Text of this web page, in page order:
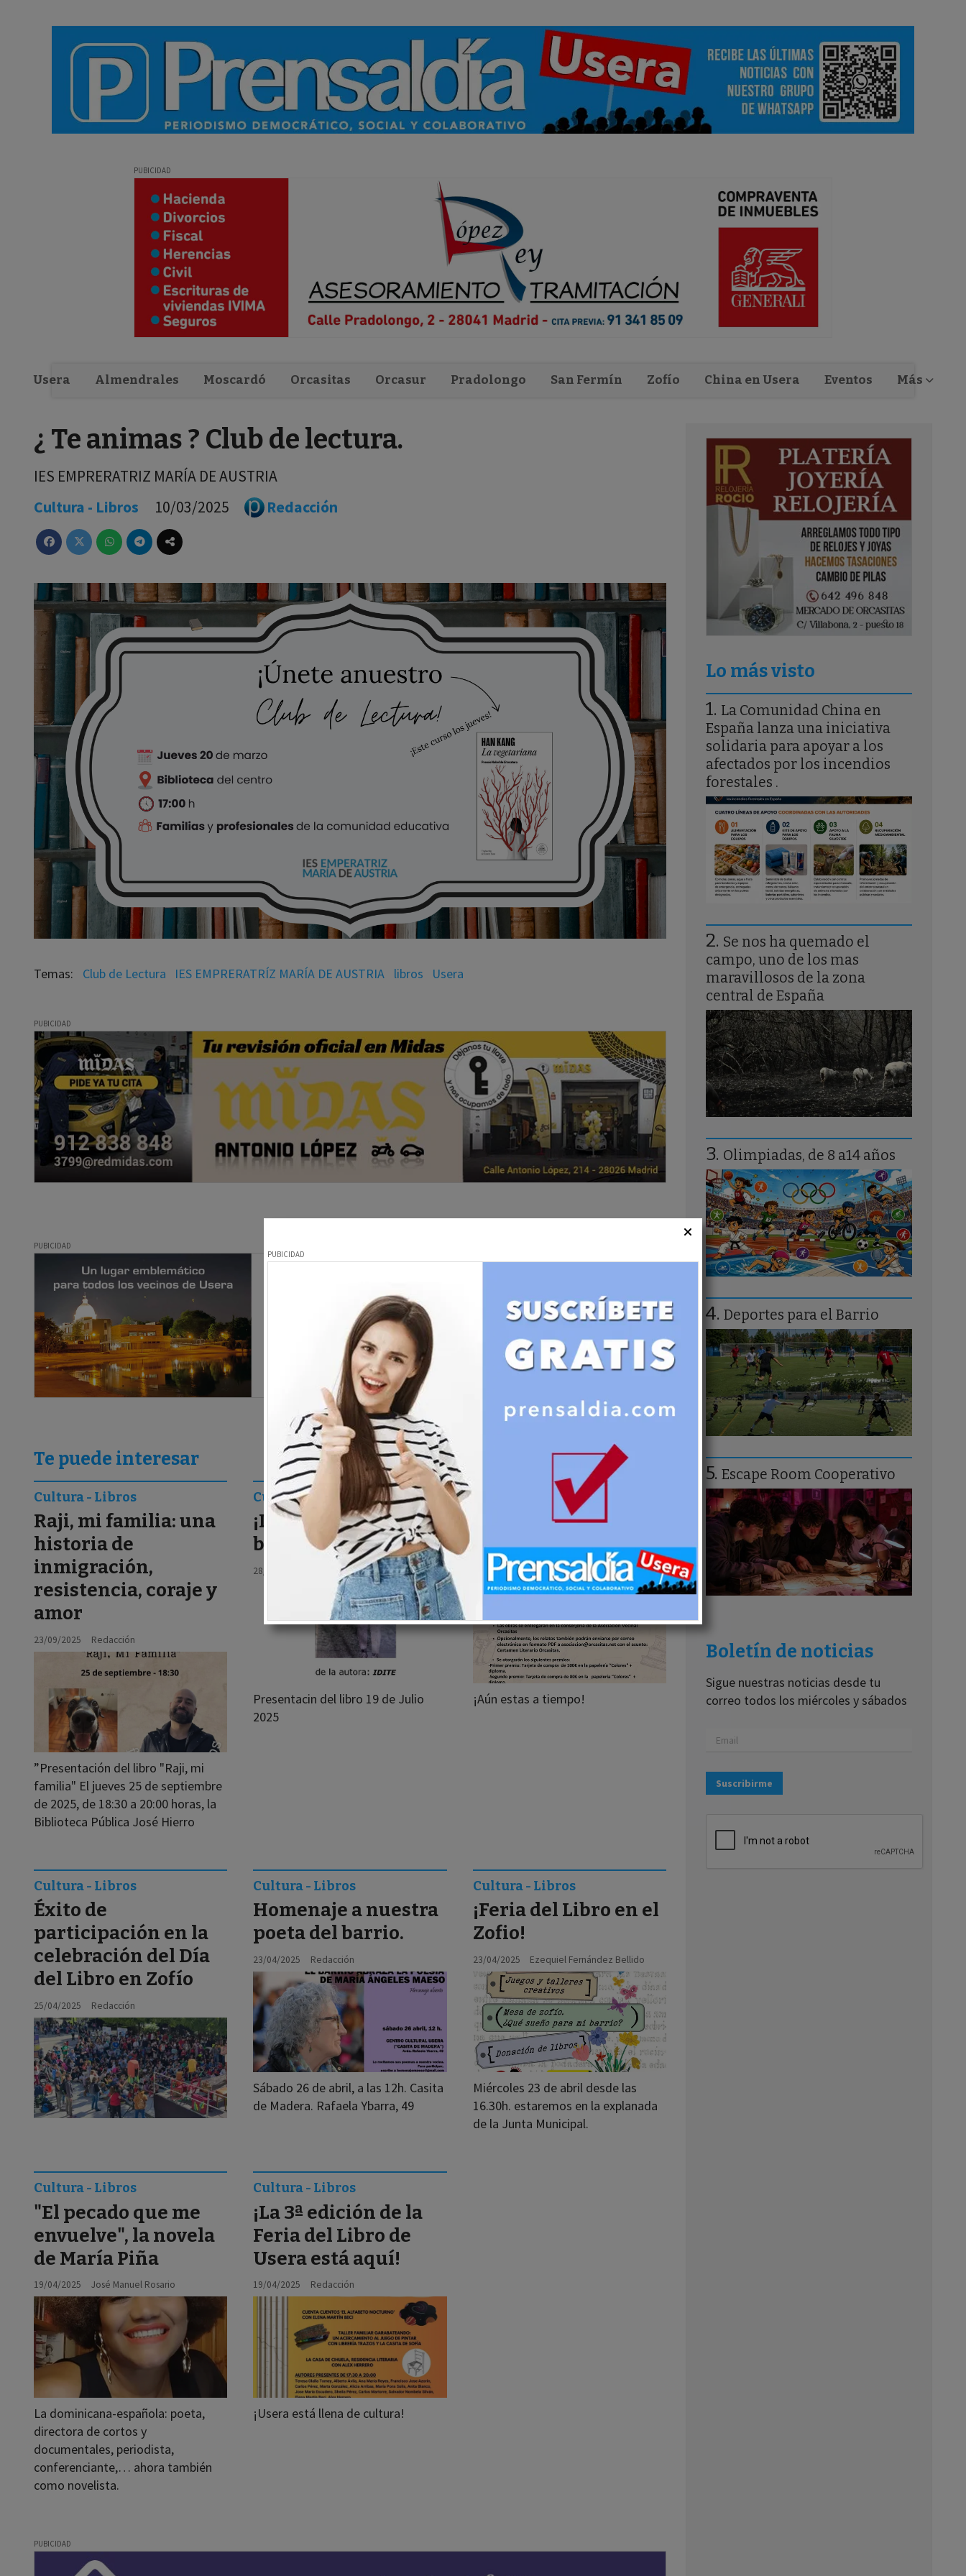
Usera Almendrales Moscardó Orcasitas Orcasur Pradolongo San Fermín Zofío China en Usera Eventos Más
¿ Te animas ? Club de lectura.
IES EMPRERATRIZ MARÍA DE AUSTRIA
Cultura - Libros
10/03/2025 Redacción
Club de Lectura IES EMPRERATRÍZ MARÍA DE AUSTRIA libros Usera
Te puede interesar
Raji, mi familia: una
historia de
inmigración,
resistencia, coraje y
amor
Redacción
Cultura - Libros
23/09/2025
”Presentación del libro "Raji, mi
familia" El jueves 25 de septiembre
de 2025, de 18:30 a 20:00 horas, la
Biblioteca Pública José Hierro
¡La Niña que crecío
bajo una sombra!
Redacción
Cultura - Libros
28/06/2025
Presentacin del libro 19 de Julio
2025
Certamen literario
en Orcasitas.
Redacción
Cultura - Libros
06/05/2025
¡Aún estas a tiempo!
Éxito de
participación en la
celebración del Día
del Libro en Zofío
Redacción
Cultura - Libros
25/04/2025
Homenaje a nuestra
poeta del barrio.
Redacción
Cultura - Libros
23/04/2025
Sábado 26 de abril, a las 12h. Casita
de Madera. Rafaela Ybarra, 49
¡Feria del Libro en el
Zofio!
Ezequiel Fernández Bellido
Cultura - Libros
23/04/2025
Miércoles 23 de abril desde las
16.30h. estaremos en la explanada
de la Junta Municipal.
"El pecado que me
envuelve", la novela
de María Piña
José Manuel Rosario
Cultura - Libros
19/04/2025
La dominicana-española: poeta,
directora de cortos y
documentales, periodista,
conferenciante,… ahora también
como novelista.
¡La 3ª edición de la
Feria del Libro de
Usera está aquí!
Redacción
Cultura - Libros
19/04/2025
¡Usera está llena de cultura!
Lo más visto
La Comunidad China en
España lanza una iniciativa
solidaria para apoyar a los
afectados por los incendios
forestales .
Se nos ha quemado el
campo, uno de los mas
maravillosos de la zona
central de España
Olimpiadas, de 8 a14 años
Deportes para el Barrio
Escape Room Cooperativo
Boletín de noticias
Sigue nuestras noticias desde tu
correo todos los miércoles y sábados
Suscribirme